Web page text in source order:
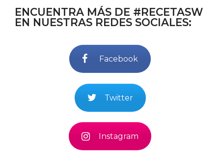
ENCUENTRA MÁS DE #RECETASW
EN NUESTRAS REDES SOCIALES:
Facebook
Twitter
Instagram